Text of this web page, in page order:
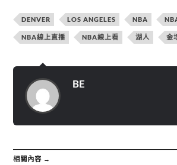
w
i
t
t
e
在
視
窗
中
開
啟
)
分
享
至
F
a
中
)
分
享
到
T
e
中
)
DENVER LOS ANGELES NBA
NBA線上直播 NBA線上看 湖人 金
BE
相關內容 →